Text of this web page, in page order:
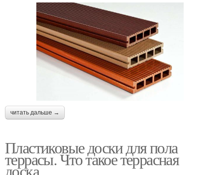
читать дальше →
Пластиковые доски для пола
террасы. Что такое террасная